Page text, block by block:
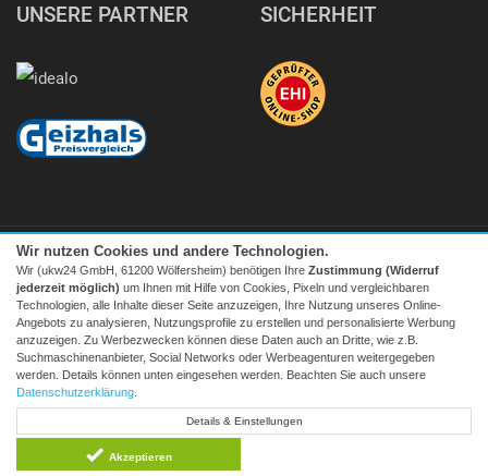
UNSERE PARTNER SICHERHEIT
Facebook| twitter
© 2026 Tecedo
Alle Preise inkl. MwSt. zzgl. Versand | *) Unverbindliche
Preisempfehlung | **) Ehemaliger Verkaufspreis
* zum Lokaltarif, Mobilfunk ggf. providerabhängig höher
Wir nutzen Cookies und andere Technologien.
Wir (ukw24 GmbH, 61200 Wölfersheim) benötigen Ihre Zustimmung (Widerruf
jederzeit möglich) um Ihnen mit Hilfe von Cookies, Pixeln und vergleichbaren
Technologien, alle Inhalte dieser Seite anzuzeigen, Ihre Nutzung unseres Online-
Angebots zu analysieren, Nutzungsprofile zu erstellen und personalisierte Werbung
anzuzeigen. Zu Werbezwecken können diese Daten auch an Dritte, wie z.B.
Suchmaschinenanbieter, Social Networks oder Werbeagenturen weitergegeben
werden. Details können unten eingesehen werden. Beachten Sie auch unsere
Datenschutzerklärung
Details & Einstellungen
Akzeptieren